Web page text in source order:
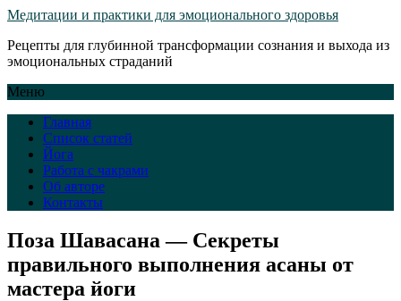
Медитации и практики для эмоционального здоровья
Рецепты для глубинной трансформации сознания и выхода из
эмоциональных страданий
Меню
Главная
Список статей
Йога
Работа с чакрами
Об авторе
Контакты
Поза Шавасана — Секреты
правильного выполнения асаны от
мастера йоги